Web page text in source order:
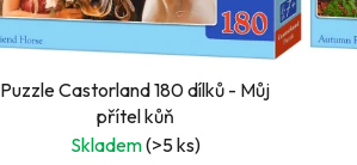
Puzzle Castorland 180 dílků - Můj
přítel kůň
Skladem(>5 ks)